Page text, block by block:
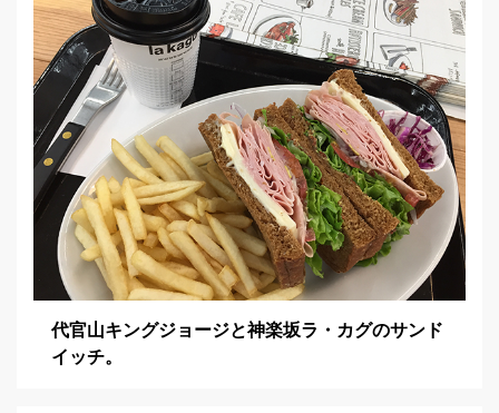
代官山キングジョージと神楽坂ラ・カグのサンド
イッチ。